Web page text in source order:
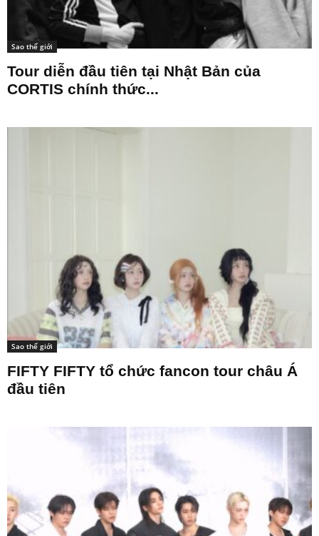
Sao thế giới
Tour diễn đầu tiên tại Nhật Bản của
CORTIS chính thức...
Sao thế giới
FIFTY FIFTY tổ chức fancon tour châu Á
đầu tiên